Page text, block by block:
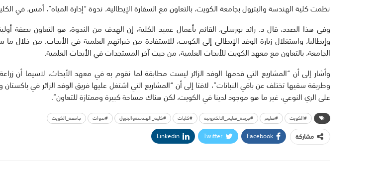
نظمت كلية الهندسة والبترول بجامعة الكويت، بالتعاون مع السفارة الإيطالية، ندوة “إدارة المياه”، أمس، في
وفي هذا الصدد، قال د. رائد بورسلي، القائم بأعمال عميد الكلية، إن الهدف من الندوة، هو التعاون بصفة
وإيطاليا، واستغلال زيارة الوفد الإيطالي إلى الكويت، للاستفادة من خبراتهم العلمية في الأبحاث، من خلال
الجامعة، بالتعاون مع معهد الكويت للأبحاث العلمية، من حيث آخر المستجدات في الأبحاث العلمية.
وأشار إلى أن “المشاريع التي قدمها الوفد الزائر ليست مطابقة لما نقوم به في معهد الأبحاث، لاسيما أن
وطريقة سقيها تختلف عن باقي النباتات”، لافتا إلى أن “المشاريع التي اشتغل عليها فريق الوفد الزائر في باكستان
على الري النوعي، غير ما هو موجود لدينا في الكويت، لكن هناك مساحة كبيرة وممتازة للتعاون”.
#الكويت #تعليم #جريدة_تعليم_الالكترونية #كليات #كلية_الهندسةوالبترول #ندوات جامعة_الكويت
مشاركة Facebook
Twitter
Linkedin